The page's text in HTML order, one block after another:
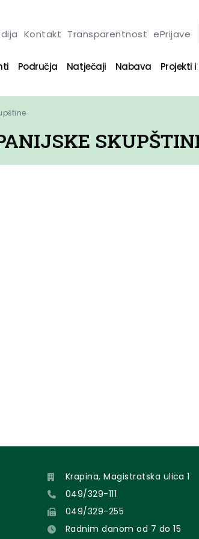
Kontakt Transparentnost ePrijave
Područja Natječaji Nabava Projekti
Krapina, Magistratska ulica 1
049/329-111
049/329-255
Radnim danom od 7 do 15